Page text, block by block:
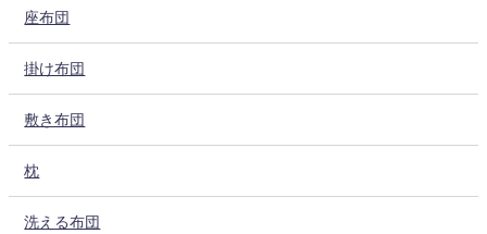
座布団
掛け布団
敷き布団
枕
洗える布団